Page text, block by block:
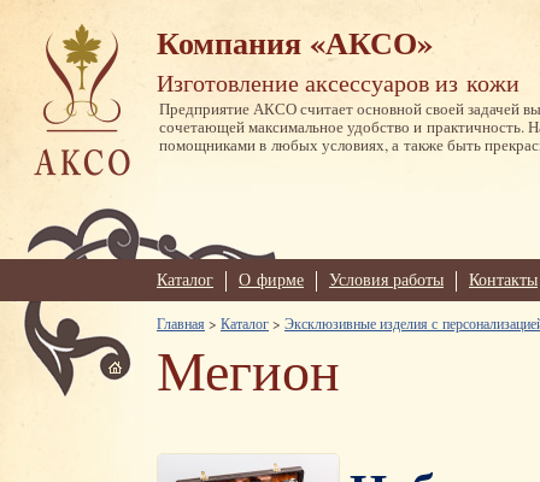
Компания «АКСО»
Изготовление аксессуаров из кожи
Предприятие АКСО считает основной своей задачей
сочетающей максимальное удобство и практичность.
помощниками в любых условиях, а также быть
Каталог О фирме Условия работы Контакты
Главная > Каталог> Эксклюзивные изделия с
Мегион